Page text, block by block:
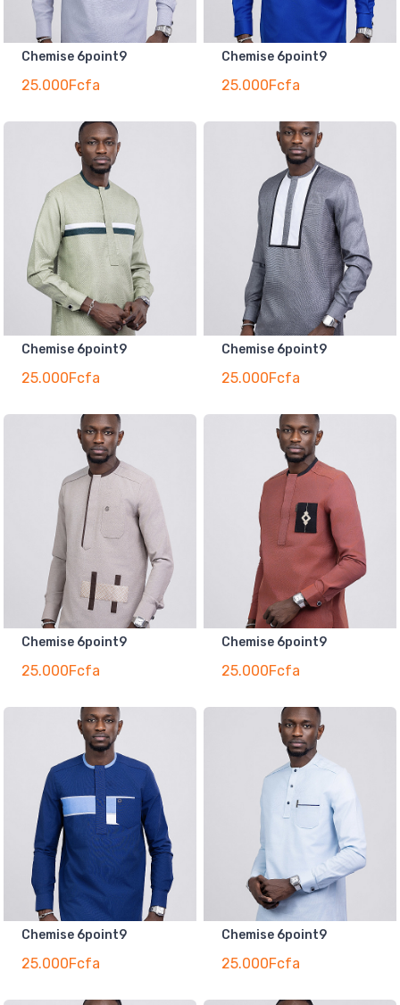
Chemise 6point9
25.000Fcfa
Chemise 6point9
25.000Fcfa
Chemise 6point9
25.000Fcfa
Chemise 6point9
25.000Fcfa
Chemise 6point9
25.000Fcfa
Chemise 6point9
25.000Fcfa
Chemise 6point9
25.000Fcfa
Chemise 6point9
25.000Fcfa